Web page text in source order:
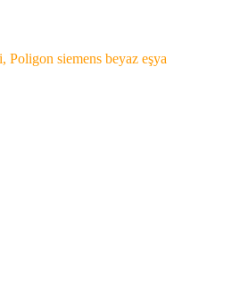
Poligon siemens beyaz eşya